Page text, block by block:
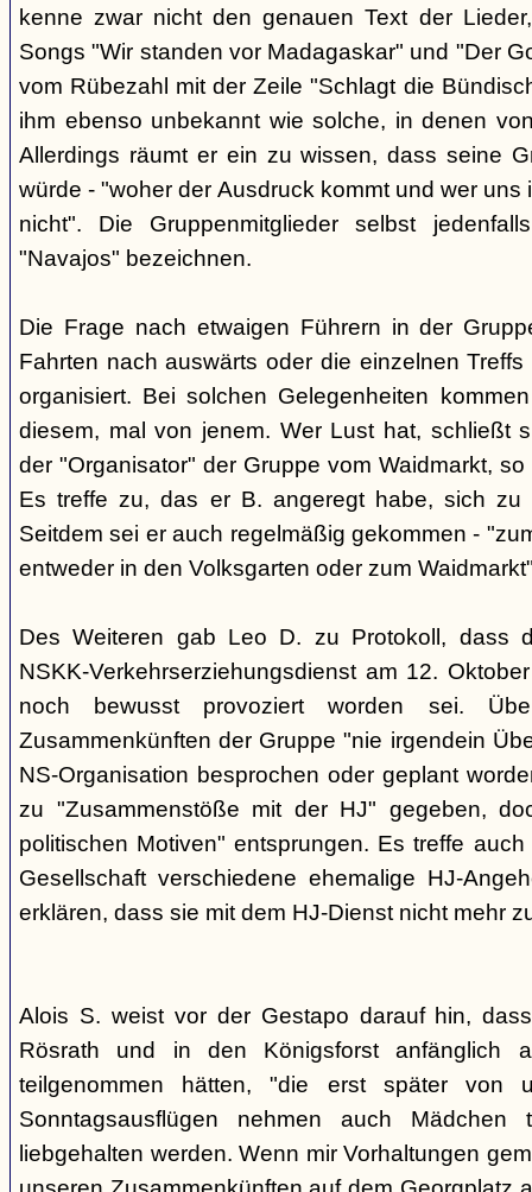
kenne zwar nicht den genauen Text der
Songs "Wir standen vor Madagaskar" und "Der
vom Rübezahl mit der Zeile "Schlagt die
ihm ebenso unbekannt wie solche, in denen
Allerdings räumt er ein zu wissen, dass seine
würde - "woher der Ausdruck kommt und wer
nicht". Die Gruppenmitglieder selbst
"Navajos" bezeichnen.
Die Frage nach etwaigen Führern in der
Fahrten nach auswärts oder die einzelnen
organisiert. Bei solchen Gelegenheiten
diesem, mal von jenem. Wer Lust hat, schließt
der "Organisator" der Gruppe vom Waidmarkt,
Es treffe zu, das er B. angeregt habe, sich zu
Seitdem sei er auch regelmäßig gekommen -
entweder in den Volksgarten oder zum
Des Weiteren gab Leo D. zu Protokoll, dass
NSKK-Verkehrserziehungsdienst am 12.
noch bewusst provoziert worden sei.
Zusammenkünften der Gruppe "nie irgendein
NS-Organisation besprochen oder geplant
zu "Zusammenstöße mit der HJ" gegeben,
politischen Motiven" entsprungen. Es treffe
Gesellschaft verschiedene ehemalige HJ-
erklären, dass sie mit dem HJ-Dienst nicht mehr
Alois S. weist vor der Gestapo darauf hin,
Rösrath und in den Königsforst anfänglich
teilgenommen hätten, "die erst später von
Sonntagsausflügen nehmen auch
liebgehalten werden. Wenn mir Vorhaltungen